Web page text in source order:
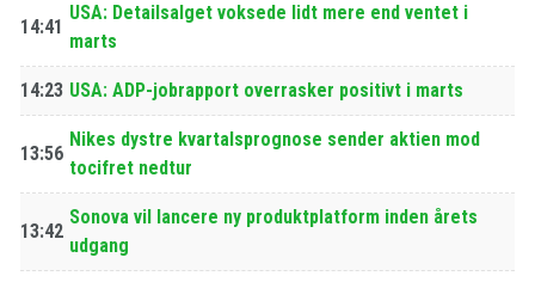
14:41
USA: Detailsalget voksede lidt mere end ventet i
marts
14:23 USA: ADP-jobrapport overrasker positivt i marts
13:56
Nikes dystre kvartalsprognose sender aktien mod
tocifret nedtur
13:42
Sonova vil lancere ny produktplatform inden årets
udgang